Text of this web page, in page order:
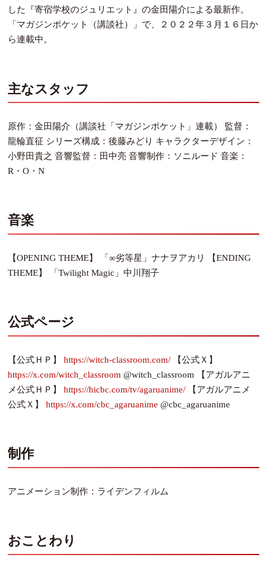
した『寄宿学校のジュリエット』の金田陽介による最新作。
「マガジンポケット（講談社）」で、２０２２年３月１６日か
ら連載中。
主なスタッフ
原作：金田陽介（講談社「マガジンポケット」連載） 監督：
龍輪直征 シリーズ構成：後藤みどり キャラクターデザイン：
小野田貴之 音響監督：田中亮 音響制作：ソニルード 音楽：
R・O・N
音楽
【OPENING THEME】 「∞劣等星」ナナヲアカリ 【ENDING
THEME】 「Twilight Magic」中川翔子
公式ページ
【公式ＨＰ】https://witch-classroom.com/ 【公式Ｘ】
https://x.com/witch_classroom @witch_classroom 【アガルアニ
メ公式ＨＰ】https://hicbc.com/tv/agaruanime/ 【アガルアニメ
公式Ｘ】https://x.com/cbc_agaruanime @cbc_agaruanime
制作
アニメーション制作：ライデンフィルム
おことわり